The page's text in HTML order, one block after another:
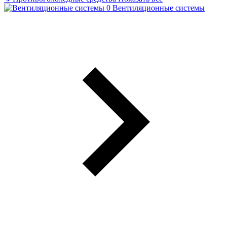
Вентиляционные системы